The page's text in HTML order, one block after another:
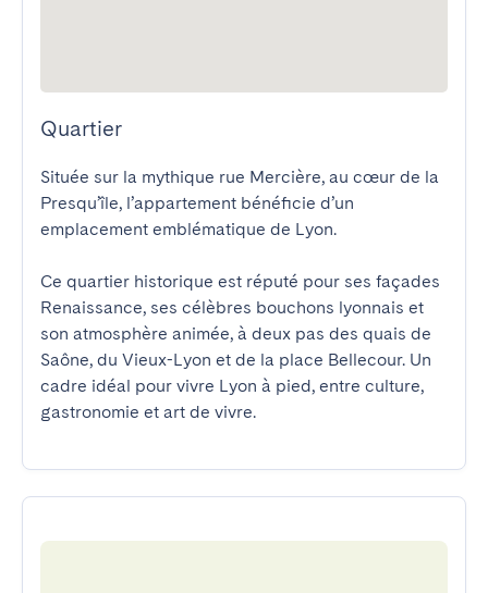
Quartier
Située sur la mythique rue Mercière, au cœur de la
Presqu’île, l’appartement bénéficie d’un
emplacement emblématique de Lyon.
Ce quartier historique est réputé pour ses façades
Renaissance, ses célèbres bouchons lyonnais et
son atmosphère animée, à deux pas des quais de
Saône, du Vieux-Lyon et de la place Bellecour. Un
cadre idéal pour vivre Lyon à pied, entre culture,
gastronomie et art de vivre.